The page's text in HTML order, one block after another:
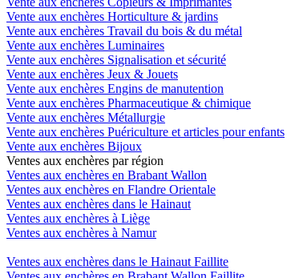
Vente aux enchères Horticulture & jardins
Vente aux enchères Travail du bois & du métal
Vente aux enchères Luminaires
Vente aux enchères Signalisation et sécurité
Vente aux enchères Jeux & Jouets
Vente aux enchères Engins de manutention
Vente aux enchères Pharmaceutique & chimique
Vente aux enchères Métallurgie
Vente aux enchères Puériculture et articles pour enfants
Vente aux enchères Bijoux
Ventes aux enchères par région
Ventes aux enchères en Brabant Wallon
Ventes aux enchères en Flandre Orientale
Ventes aux enchères dans le Hainaut
Ventes aux enchères à Liège
Ventes aux enchères à Namur
Ventes aux enchères dans le Hainaut Faillite